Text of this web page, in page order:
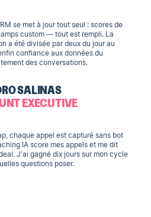
se met à jour tout seul : scores de
custom — tout est rempli. La
a été divisée par deux du jour au
confiance aux données du
des conversations.
SALINAS
EXECUTIVE
chaque appel est capturé sans bot
IA score mes appels et me dit
J'ai gagné dix jours sur mon cycle
questions poser.